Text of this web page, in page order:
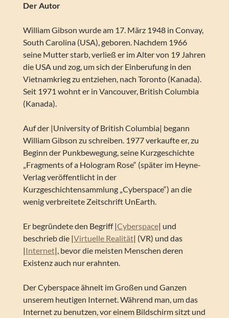
Der Autor
William Gibson wurde am 17. März 1948 in Convay,
South Carolina (USA), geboren. Nachdem 1966
seine Mutter starb, verließ er im Alter von 19 Jahren
die USA und zog, um sich der Einberufung in den
Vietnamkrieg zu entziehen, nach Toronto (Kanada).
Seit 1971 wohnt er in Vancouver, British Columbia
(Kanada).
Auf der |University of British Columbia| begann
William Gibson zu schreiben. 1977 verkaufte er, zu
Beginn der Punkbewegung, seine Kurzgeschichte
„Fragments of a Hologram Rose“ (später im Heyne-
Verlag veröffentlicht in der
Kurzgeschichtensammlung „Cyberspace“) an die
wenig verbreitete Zeitschrift UnEarth.
Er begründete den Begriff |Cyberspace| und
beschrieb die |Virtuelle Realität| (VR) und das
|Internet|, bevor die meisten Menschen deren
Existenz auch nur erahnten.
Der Cyberspace ähnelt im Großen und Ganzen
unserem heutigen Internet. Während man, um das
Internet zu benutzen, vor einem Bildschirm sitzt und